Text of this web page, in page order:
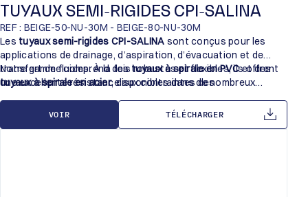
TUYAUX SEMI-RIGIDES CPI-SALINA
REF : BEIGE-50-NU-30M - BEIGE-80-NU-30M
Les tuyaux semi-rigides CPI-SALINA sont conçus pour les
applications de drainage, d’aspiration, d’évacuation et de
transfert de fluides. À la fois robustes et flexibles, ils offrent
une excellente résistance aux contraintes des
Notre gamme comprend destuyaux à spirale en PVCet des
tuyaux à spirale en acier, disponibles dans de nombreux
VOIR TÉLÉCHARGER